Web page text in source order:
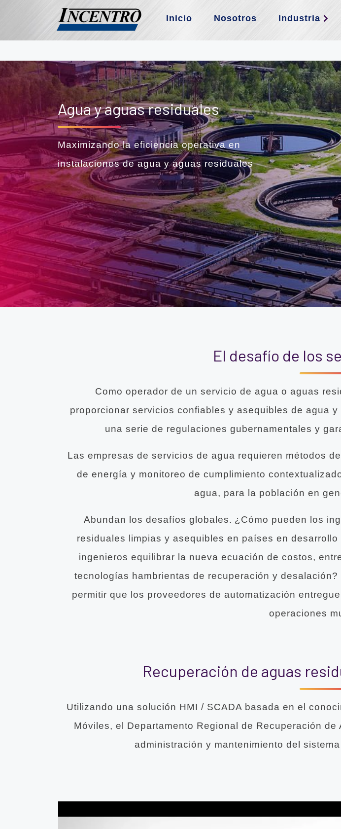
Inicio Nosotros Industria
Agua y aguas residuales
Maximizando la eficiencia operativa en
instalaciones de agua y aguas residuales
El desafío de los
Como operador de un servicio de agua o aguas
proporcionar servicios confiables y asequibles de agua
una serie de regulaciones gubernamentales y
Las empresas de servicios de agua requieren métodos
de energía y monitoreo de cumplimiento
agua, para la población en
Abundan los desafíos globales. ¿Cómo pueden los
residuales limpias y asequibles en países en
ingenieros equilibrar la nueva ecuación de costos,
tecnologías hambrientas de recuperación y
permitir que los proveedores de automatización
operaciones
Recuperación de aguas
Utilizando una solución HMI / SCADA basada en el
Móviles, el Departamento Regional de Recuperación
administración y mantenimiento del